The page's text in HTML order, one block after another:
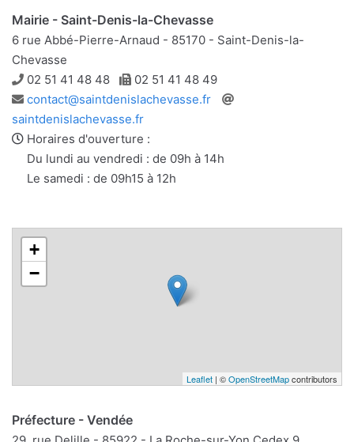
Mairie - Saint-Denis-la-Chevasse
6 rue Abbé-Pierre-Arnaud - 85170 - Saint-Denis-la-
Chevasse
Téléphone
02 51 41 48 48 Télécopie
02 51 41 48 49
Adresse
e-
mail
contact@saintdenislachevasse.fr
saintdenislachevasse.fr
Horaires d'ouverture :
Du lundi au vendredi : de 09h à 14h
Le samedi : de 09h15 à 12h
+
−
Leaflet | ©OpenStreetMapcontributors
Préfecture - Vendée